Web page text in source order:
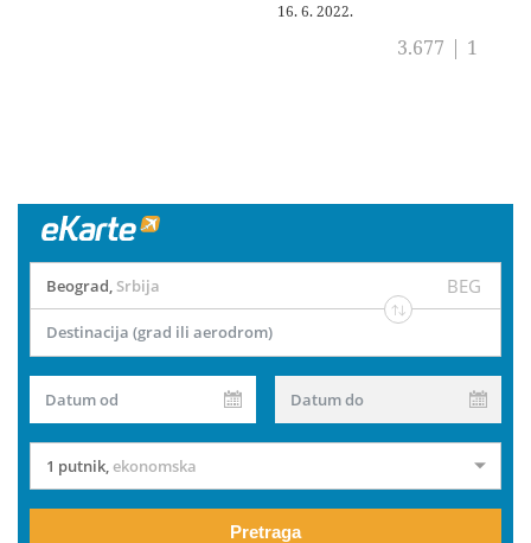
16. 6. 2022.
3.677 | 1
Beograd Srbija BEG
Destinacija (grad ili aerodrom)
Datum od Datum do
1 putnik ekonomska
Pretraga